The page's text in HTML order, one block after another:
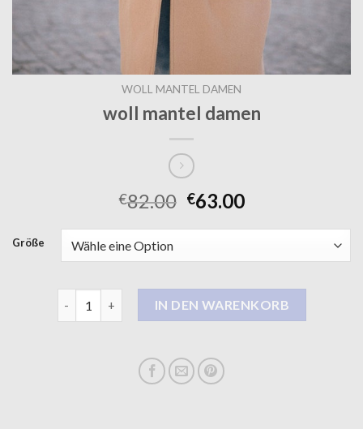
WOLL MANTEL DAMEN
woll mantel damen
€82.00 €63.00
Größe
woll mantel damen MengeIN DEN WARENKORB